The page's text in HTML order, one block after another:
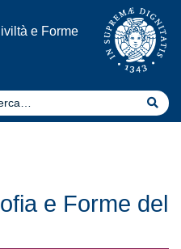
e Forme
e Forme del